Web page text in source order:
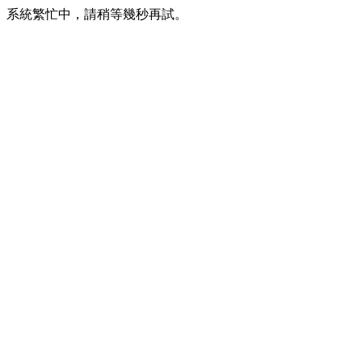
系統繁忙中，請稍等幾秒再試。